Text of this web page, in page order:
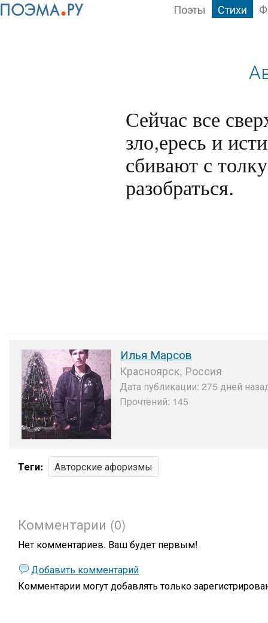
Поэты Стихи
Сейчас все
зло,ересь и
сбивают с
разобраться.
Илья Марсов
Красноярск, Россия
Дата публикации: 275 дней
Прочтений: 145
Теги: Авторские афоризмы
Комментарии (0)
Нет комментариев. Ваш будет первым!
Добавить комментарий
Комментарии могут добавлять только